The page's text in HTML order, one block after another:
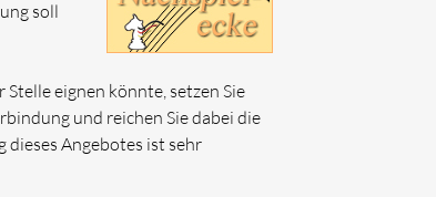
soll
eignen könnte, setzen Sie
und reichen Sie dabei die
Angebotes ist sehr